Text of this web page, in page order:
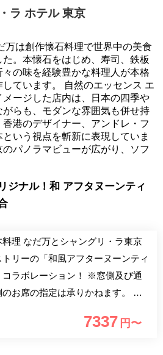
ラ ホテル 東京
万は創作懐石料理で世界中の美食
。本懐石をはじめ、寿司、鉄板
の味を経験豊かな料理人が本格
ています。 自然のエッセンス エ
ージした店内は、日本の四季や
らも、モダンな雰囲気も併せ持
港のデザイナー、アンドレ・フ
いう視点を斬新に表現していま
パノラマビューが広がり、ソフ
ジナル！和 アフタヌーンティ
料理 なだ万とシャングリ・ラ東京
トリーの「和風アフターヌーンティ
ラボレーション！ ※窓側及び通
のお席の指定は承りかねます。 ※
せください。 ※ご宿泊のお客様：
7337 円〜